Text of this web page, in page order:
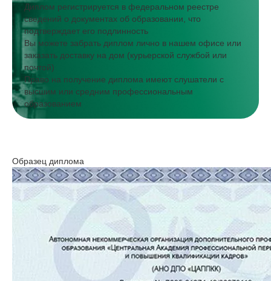
Диплом регистрируется в федеральном реестре
сведений о документах об образовании, что
подтверждает его подлинность
Вы можете забрать диплом лично в нашем офисе или
заказать доставку на дом (курьерской службой или
почтой)
Право на получение диплома имеют слушатели с
высшим или средним профессиональным
образованием
Образец диплома